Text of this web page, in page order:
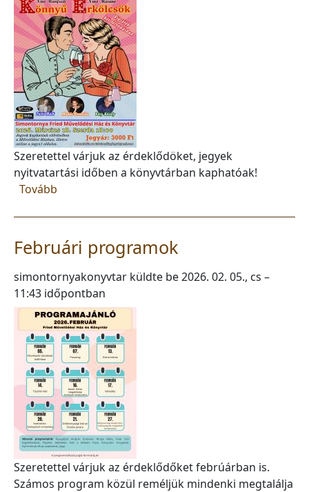
Szeretettel várjuk az érdeklődöket, jegyek
nyitvatartási időben a könyvtárban kaphatóak!
Tovább
Februári programok
simontornyakonyvtar küldte be2026. 02. 05., cs –
11:43 időpontban
Szeretettel várjuk az érdeklődőket febrúárban is.
Számos program közül reméljük mindenki megtalálja